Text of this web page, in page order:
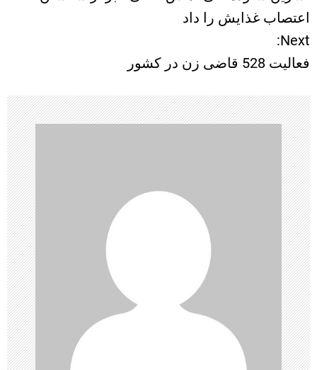
ا
ه
ر
ی
ن
و
ش
ت
ه‌
ه
اعتصاب غذایش را داد
Next:
فعالیت 528 قاضی زن در کشور